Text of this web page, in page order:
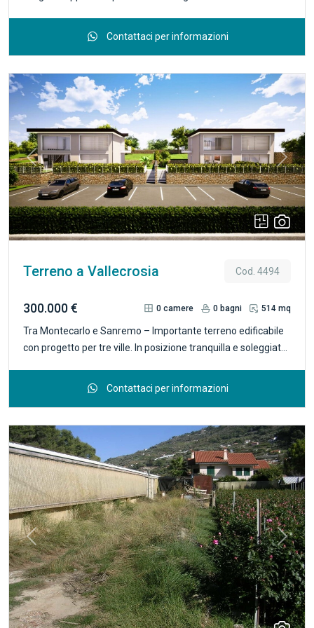
Contattaci per informazioni
Previous Next
Terreno a Vallecrosia Cod. 4494
300.000 € 0camere 0 bagni 514 mq
Tra Montecarlo e Sanremo – Importante terreno edificabile
con progetto per tre ville. In posizione tranquilla e soleggiata,
Bordighera, proponiamo in esclusiva un ampio terreno
fase di approvazione — prevede la realizzazione di tre
eleganti ville residenziali: due ville di circa 175 mq ciascuna
sul lato ponente; una villa di circa 120 mq sul lato levante,
con autorimessa sottostante. Le abitazioni, attualmente
concepite come bifamiliari, disporranno ciascuna di giardino
privato e posti auto, con la possibilità di realizzare piscine,
pergole bioclimatiche e ulteriori locali accessori al piano
interrato. Ulteriore valore aggiunto è rappresentato dalla
possibilità di edificare, in zona agricola, un villino di circa 80
mq mediante integrazione dell’indice edificatorio. La
proprietà gode di una posizione privilegiata, a soli 800 metri
dal mare, facilmente accessibile, con eccellente esposizione
Contattaci per informazioni
Previous Next